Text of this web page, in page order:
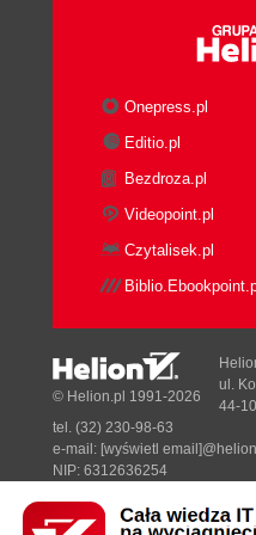
Tworzenie
wartości i ma
można
(98)
Tablica
Metoda rekurencyjna
Metoda służąca do
Metoda Main (114)
Dwa sposoby
parametrów (120)
Klasy (122)
Klasa bazowa a
Klasa finalna
Konstruktor
Onepress.pl
Editio.pl
Bezdroza.pl
Videopoint.pl
Czytalisek.pl
Designed with ♥ byTonik.pl
© Helion.pl 1991-2026
ul.
44-
tel. (32) 230-98-63
e-mail: [wyświetl
NIP: 6312636254